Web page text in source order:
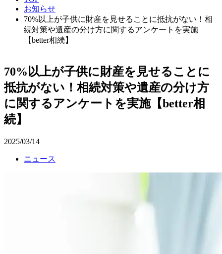
お知らせ
70%以上が子供に財産を見せることに抵抗がない！相
続対策や遺産の分け方に関するアンケートを実施
【better相続】
70%以上が子供に財産を見せることに
抵抗がない！相続対策や遺産の分け方
に関するアンケートを実施【better相
続】
2025/03/14
ニュース